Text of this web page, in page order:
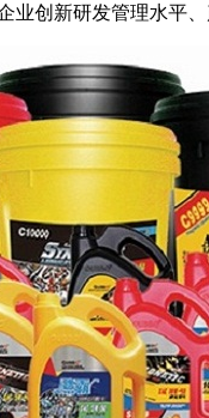
业创新研发管理水平